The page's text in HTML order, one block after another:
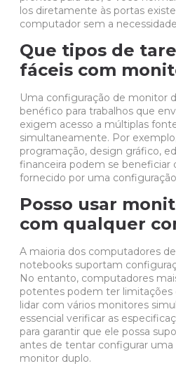
los diretamente às portas
computador sem a
Que tipos de
fáceis com
Uma configuração de monitor
benéfico para trabalhos que
exigem acesso a múltiplas
simultaneamente. Por
programação, design gráfico,
financeira podem se beneficiar
fornecido por uma
Posso usar
com qualquer
A maioria dos computadores
notebooks suportam
No entanto, computadores
potentes podem ter limitações
lidar com vários monitores
essencial verificar as
para garantir que ele possa
antes de tentar configurar
monitor duplo.